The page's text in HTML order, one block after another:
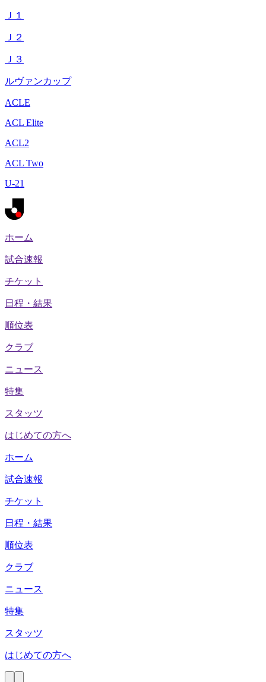
Ｊ１
Ｊ２
Ｊ３
ルヴァンカップ
ACLE
ACL Elite
ACL2
ACL Two
U-21
ホーム
試合速報
チケット
日程・結果
順位表
クラブ
ニュース
特集
スタッツ
はじめての方へ
ホーム
試合速報
チケット
日程・結果
順位表
クラブ
ニュース
特集
スタッツ
はじめての方へ